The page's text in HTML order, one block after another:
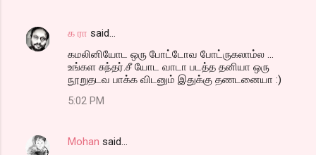
க ரா said…
கமலினியோட ஒரு போட்டோவ போட்ருகலாம்ல ...
உங்கள சுந்தர்.சீ யோட வாடா படத்த தனியா ஒரு
நூறுதடவ பாக்க விடனும் இதுக்கு தணடனையா :)
5:02 PM
Mohan said…